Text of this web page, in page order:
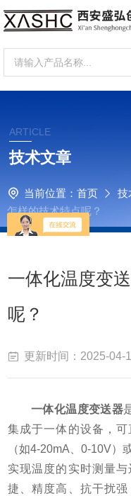
ARTICLE
技术文章
当前位置： 首页 技
怎样的技术特点呢？
一体化温度变
呢？
更新时间：2025-04-
一体化温度变送器
集成于一体的设备，
（如4-20mA、0-10V）
实现温度的实时测量
捷、精度高、抗干扰